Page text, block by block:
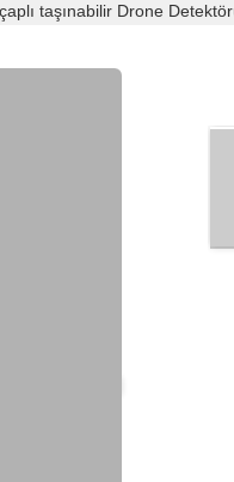
taşınabilir Drone